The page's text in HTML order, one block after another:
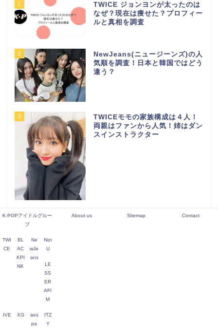
1
TWICE ジョンヨンが太ったのは
なぜ？現在は痩せた？プロフィー
ルと真相を調査
2
NewJeans(ニュージーンズ)の人
気順を調査！日本と韓国ではどう
違う？
3
TWICEモモの家族構成は４人！
両親はファンから人気！姉はダン
スインストラクター
4
元LE SSERAFIM キム・ガラム
5
K-POPアイドルグルー
プ
TWI
CE
BL
AC
KPI
NK
Ne
wJe
ans
Nizi
U
LE
SS
ER
AFI
M
IVE XG
aes
pa
ITZ
Y
About us Sitemap Contact